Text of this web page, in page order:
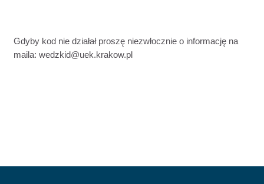
Gdyby kod nie działał proszę niezwłocznie o informację na
maila: wedzkid@uek.krakow.pl